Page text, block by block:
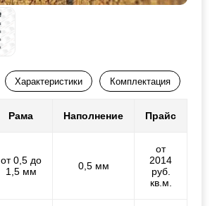
Характеристики Комплектация
Рама Наполнение Прайс
от 0,5 до
1,5 мм
0,5 мм
от
2014
руб.
кв.м.